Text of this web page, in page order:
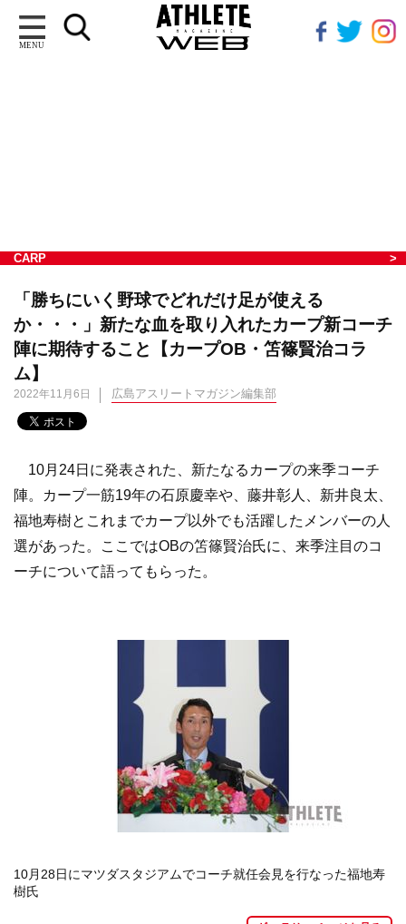
MENU
CARP
「勝ちにいく野球でどれだけ足が使える
か・・・」新たな血を取り入れたカープ新コーチ
陣に期待すること【カープOB・笘篠賢治コラ
ム】
2022年11月6日 広島アスリートマガジン編集部
10月24日に発表された、新たなるカープの来季コーチ
陣。カープ一筋19年の石原慶幸や、藤井彰人、新井良太、
福地寿樹とこれまでカープ以外でも活躍したメンバーの人
選があった。ここではOBの笘篠賢治氏に、来季注目のコ
ーチについて語ってもらった。
10月28日にマツダスタジアムでコーチ就任会見を行なった福地寿
樹氏